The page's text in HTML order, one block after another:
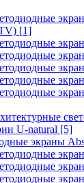
[1]
U-natural [5]
экраны